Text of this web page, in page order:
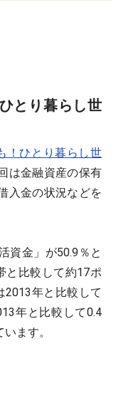
とり暮らし世
！ひとり暮らし世
は金融資産の保有
入金の状況などを
資金」が50.9％と
と比較して約17ポ
2013年と比較して
年と比較して0.4
ます。